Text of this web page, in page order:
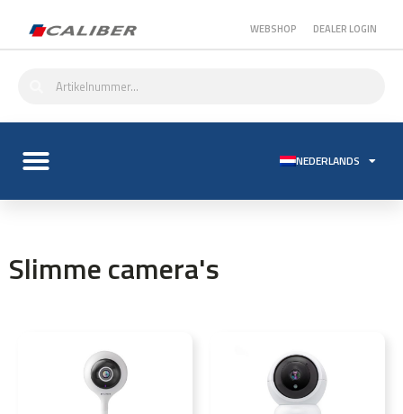
WEBSHOP DEALER LOGIN
NEDERLANDS
Slimme camera's